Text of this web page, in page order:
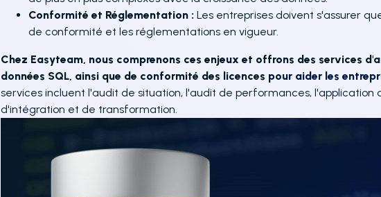
Conformité et Réglementation : Les entreprises doivent s'assurer
de conformité et les réglementations en vigueur.
Chez Easyteam, nous comprenons ces enjeux et offrons des services
données SQL, ainsi que de conformité des licences pour aider les
services incluent l'audit de situation, l'audit de performances, l'application
d'intégration et de transformation.